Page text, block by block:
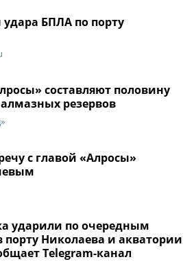
БПЛА по порту
составляют половину
резервов
с главой «Алросы»
ударили по очередным
порту Николаева и акватории
Telegram-канал